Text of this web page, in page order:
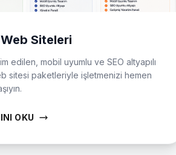
Web Siteleri
edilen, mobil uyumlu ve SEO altyapılı
sitesi paketleriyle işletmenizi hemen
OKU